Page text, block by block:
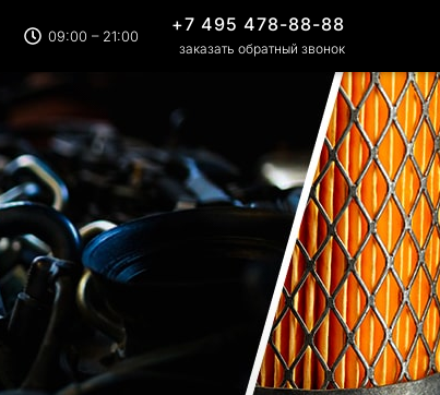
09:00 – 21:00
+7 495 478-88-88
заказать обратный звонок